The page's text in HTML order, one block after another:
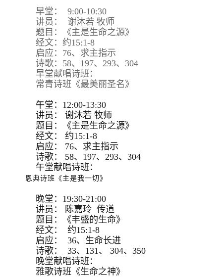
早堂： 9:00-10:30
讲员： 谢沐若 牧师
题目：《主是生命之源》
经文：约15:1-8
启应：76、求主指示
诗歌：58、197、293、304
早堂献唱诗班：
常青诗班《最美丽圣名》
午堂：12:00-13:30
讲员：
谢沐若 牧师
题目：
《主是生命之源》
经文：
约15:1-8
启应：
76、求主指示
诗歌：
58、197、293、 304
午堂献唱诗班：
恩典诗班《主是我一切》
晚堂：19:30-21:00
讲员： 陈嘉玲 传道
题目：《丰盛的生命》
经文： 约15:1-8
启应： 36、生命长进
诗歌： 33、131、 304、350
晚堂献唱诗班：
雅歌诗班《生命之神》